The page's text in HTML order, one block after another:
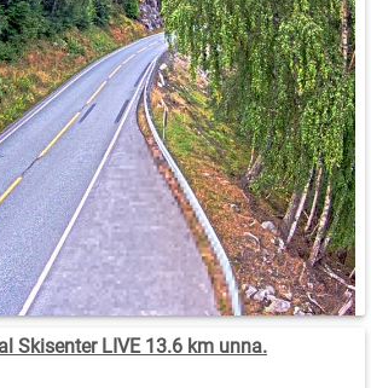
Skisenter LIVE 13.6 km unna.